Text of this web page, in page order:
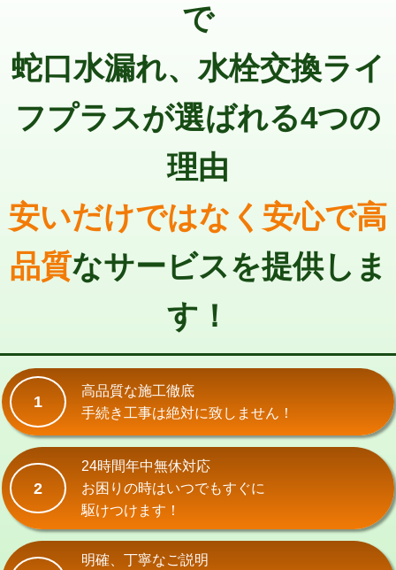
コンクリート斫り（厚さ10㎝超え）
モルタル補修（厚さ10㎝まで） 27,500円
モルタル補修（厚さ10㎝超え）
追加人工 16,500円
止水・漏水調査・防水処理・清掃・修
11,000円
止水・漏水調査・防水処理・清掃・修
22,000円
止水・漏水調査・防水処理・清掃・修
その他部品の脱着 8,800円～
交換・取付（タンク） 22,000円+材料費
交換・取付(単水栓（壁付・デッキ
式・ワンホール）)
交換・取付(排水栓・排水トラップ
（P/S/ポップアップ））
22,000円+材料費
交換・取付（その他部品）
持込商品取付（単水栓）
持込商品取付（混合水栓） 16,500円
で
蛇口水漏れ、水栓交換ライ
フプラスが選ばれる4つの
理由
安いだけではなく安心で高
品質なサービスを提供しま
す！
1
高品質な施工徹底
手続き工事は絶対に致しません！
2
24時間年中無休対応
お困りの時はいつでもすぐに
駆けつけます！
明確、丁寧なご説明